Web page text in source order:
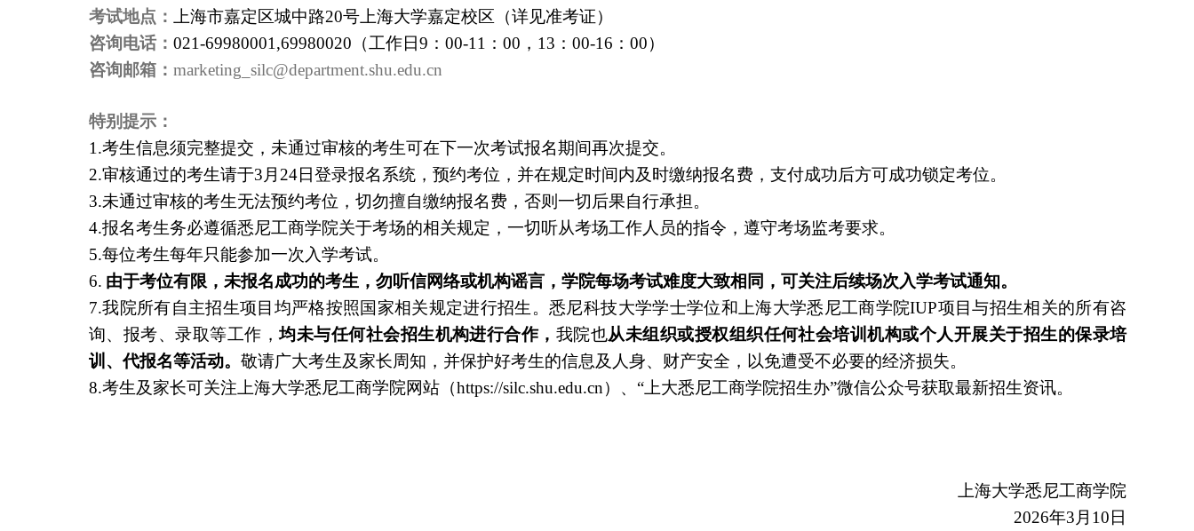
考试地点：
上海市嘉定区城中路20号上海大学嘉定校区（详见准考证）
咨询电话： 021-69980001,69980020 （工作日9 ： 00-11 ： 00 ， 13 ： 00-16 ： 00）
咨询邮箱： marketing_silc@department.shu.edu.cn
特别提示：
1.考生信息须完整提交，未通过审核的考生可在下一次考试报名期间再次提交。
2.审核通过的考生请于3 月 24日登录报名系统，预约考位，并在规定时间内及时缴纳报名费，支付成功后方可成功锁定考位。
3.未通过审核的考生无法预约考位，切勿擅自缴纳报名费，否则一切后果自行承担。
4.报名考生务必遵循悉尼工商学院关于考场的相关规定，一切听从考场工作人员的指令，遵守考场监考要求。
5.每位考生每年只能参加一次入学考试。
6. 由于考位有限，未报名成功的考生，勿听信网络或机构谣言，学院每场考试难度大致相同，可关注后续场次入学考试通知。
7.我院所有自主招生项目均严格按照国家相关规定进行招生。悉尼科技大学学士学位和上海大学悉尼工商学院IUP项目与招生相关的所有咨
询、报考、录取等工作，均未与任何社会招生机构进行合作， 我院也从未组织或授权组织任何社会培训机构或个人开展关于招生的保录培
训、代报名等活动。 敬请广大考生及家长周知，并保护好考生的信息及人身、财产安全，以免遭受不必要的经济损失。
8.考生及家长可关注上海大学悉尼工商学院网站（https://silc.shu.edu.cn）、“上大悉尼工商学院招生办”微信公众号获取最新招生资讯。
上海大学悉尼工商学院
2026年3 月 10 日